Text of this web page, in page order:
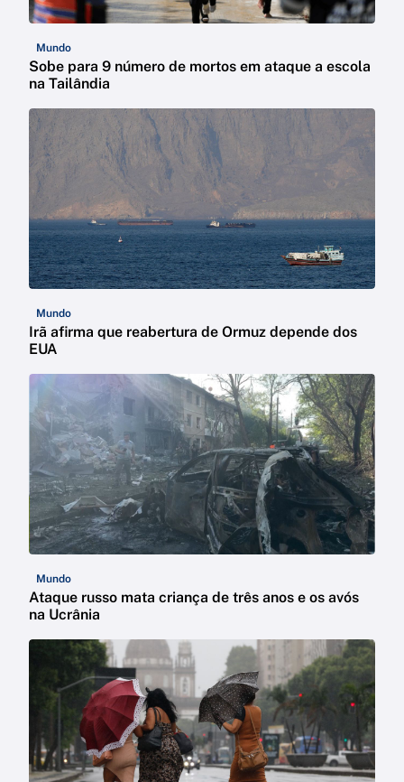
Mundo
Sobe para 9 número de mortos em ataque a escola
na Tailândia
Mundo
Irã afirma que reabertura de Ormuz depende dos
EUA
Mundo
Ataque russo mata criança de três anos e os avós
na Ucrânia